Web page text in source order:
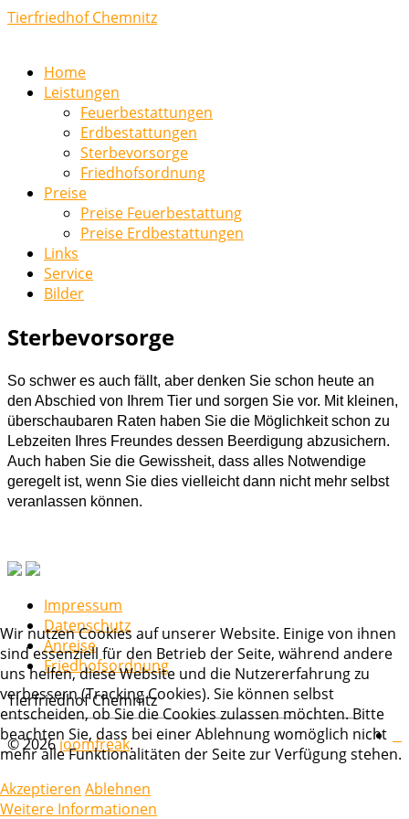
Tierfriedhof Chemnitz
Home
Leistungen
Feuerbestattungen
Erdbestattungen
Sterbevorsorge
Friedhofsordnung
Preise
Preise Feuerbestattung
Preise Erdbestattungen
Links
Service
Bilder
Sterbevorsorge
So schwer es auch fällt, aber denken Sie schon heute an
den Abschied von Ihrem Tier und sorgen Sie vor. Mit kleinen,
überschaubaren Raten haben Sie die Möglichkeit schon zu
Lebzeiten Ihres Freundes dessen Beerdigung abzusichern.
Auch haben Sie die Gewissheit, dass alles Notwendige
geregelt ist, wenn Sie dies vielleicht dann nicht mehr selbst
veranlassen können.
Impressum
Datenschutz
Anreise
Friedhofsordnung
Tierfriedhof Chemnitz
© 2026joomfreak.
Wir nutzen Cookies auf unserer Website. Einige von ihnen
sind essenziell für den Betrieb der Seite, während andere
uns helfen, diese Website und die Nutzererfahrung zu
verbessern (Tracking Cookies). Sie können selbst
entscheiden, ob Sie die Cookies zulassen möchten. Bitte
beachten Sie, dass bei einer Ablehnung womöglich nicht
mehr alle Funktionalitäten der Seite zur Verfügung stehen.
Akzeptieren Ablehnen
Weitere Informationen